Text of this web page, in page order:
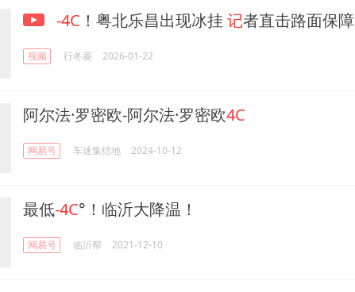
-4C ！粤北乐昌出现冰挂 记者直击路面保障
视频 行冬菱 2026-01-22
阿尔法·罗密欧-阿尔法·罗密欧4C
网易号 车迷集结地 2024-10-12
最低-4C°！临沂大降温！
网易号 临沂帮 2021-12-10